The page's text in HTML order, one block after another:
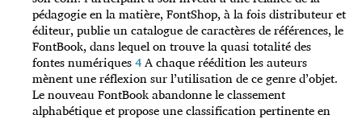
pédagogie en la matière, FontShop, à la fois distributeur et
éditeur, publie un catalogue de caractères de références, le
FontBook, dans lequel on trouve la quasi totalité des
fontes numériques4A chaque réédition les auteurs
mènent une réflexion sur l’utilisation de ce genre d’objet.
Le nouveau FontBook abandonne le classement
alphabétique et propose une classification pertinente en